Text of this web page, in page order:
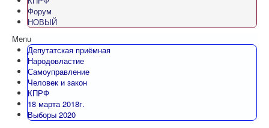
Форум
НОВЫЙ
Menu
Депутатская приёмная
Народовластие
Самоуправление
Человек и закон
КПРФ
18 марта 2018г.
Выборы 2020